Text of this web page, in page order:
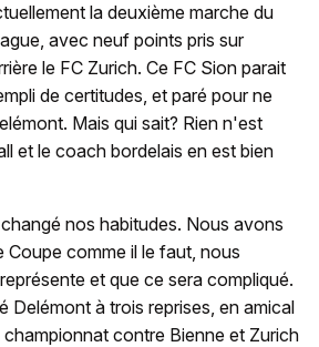
la deuxième marche du
avec neuf points pris sur
le FC Zurich. Ce FC Sion parait
de certitudes, et paré pour ne
Mais qui sait? Rien n'est
et le coach bordelais en est bien
nos habitudes. Nous avons
Coupe comme il le faut, nous
et que ce sera compliqué.
Delémont à trois reprises, en amical
contre Bienne et Zurich